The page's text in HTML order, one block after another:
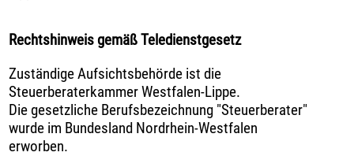
Rechtshinweis gemäß Teledienstgesetz
Zuständige Aufsichtsbehörde ist die
Steuerberaterkammer Westfalen-Lippe.
Die gesetzliche Berufsbezeichnung "Steuerberater"
wurde im Bundesland Nordrhein-Westfalen
erworben.